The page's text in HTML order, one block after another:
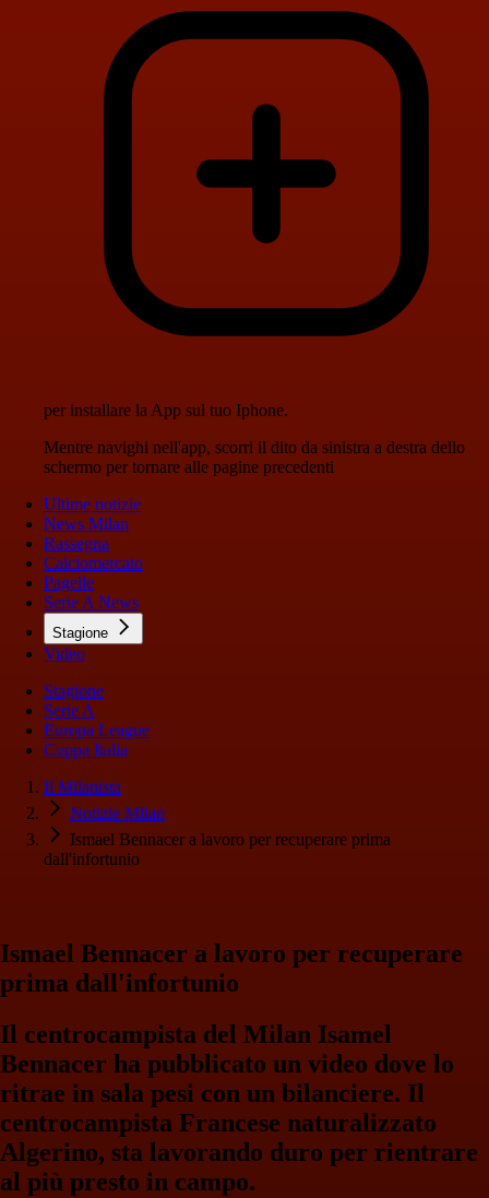
per installare la App sul tuo Iphone.
Mentre navighi nell'app, scorri il dito da sinistra a destra dello
schermo per tornare alle pagine precedenti
Ultime notizie
News Milan
Rassegna
Calciomercato
Pagelle
Serie A News
Stagione
Video
Stagione
Serie A
Europa League
Coppa Italia
Il Milanista
Notizie Milan
Ismael Bennacer a lavoro per recuperare prima
dall'infortunio
Ismael Bennacer a lavoro per recuperare
prima dall'infortunio
Il centrocampista del Milan Isamel
Bennacer ha pubblicato un video dove lo
ritrae in sala pesi con un bilanciere. Il
centrocampista Francese naturalizzato
Algerino, sta lavorando duro per rientrare
al più presto in campo.